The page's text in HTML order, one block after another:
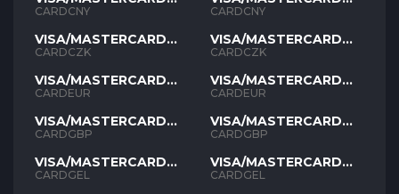
CNY
CARDCNY
VISA/MASTERCARD
CZK
CARDCZK
VISA/MASTERCARD
EUR
CARDEUR
VISA/MASTERCARD
GBP
CARDGBP
VISA/MASTERCARD
GEL
CARDGEL
CNY
CARDCNY
VISA/MASTERCARD
CZK
CARDCZK
VISA/MASTERCARD
EUR
CARDEUR
VISA/MASTERCARD
GBP
CARDGBP
VISA/MASTERCARD
GEL
CARDGEL